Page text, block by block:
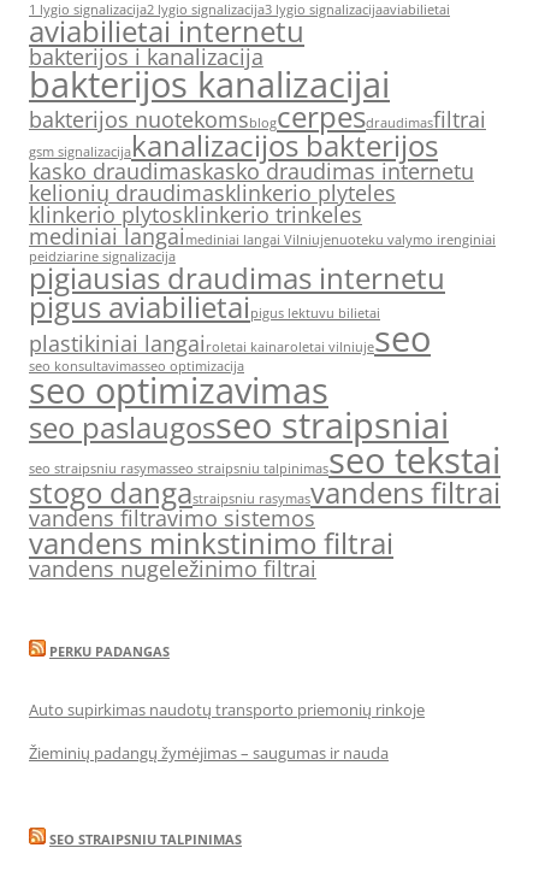
1 lygio signalizacija2 lygio signalizacija3 lygio signalizacijaaviabilietai
aviabilietai internetu
bakterijos i kanalizacija
bakterijos kanalizacijai
bakterijos nuotekomsblogcerpesdraudimasfiltrai
gsm signalizacijakanalizacijos bakterijos
kasko draudimaskasko draudimas internetu
kelionių draudimasklinkerio plyteles
klinkerio plytosklinkerio trinkeles
mediniai langai mediniai langai Vilniujenuoteku valymo irenginiai
peidziarine signalizacija
pigiausias draudimas internetu
pigus aviabilietaipigus lektuvu bilietai
plastikiniai langai roletai kainaroletai vilniujeseo
seo konsultavimasseo optimizacija
seo optimizavimas
seo paslaugosseo straipsniai
seo straipsniu rasymasseo straipsniu talpinimasseo tekstai
stogo dangastraipsniu rasymasvandens filtrai
vandens filtravimo sistemos
vandens minkstinimo filtrai
vandens nugeležinimo filtrai
PERKU PADANGAS
Auto supirkimas naudotų transporto priemonių rinkoje
Žieminių padangų žymėjimas – saugumas ir nauda
SEO STRAIPSNIU TALPINIMAS